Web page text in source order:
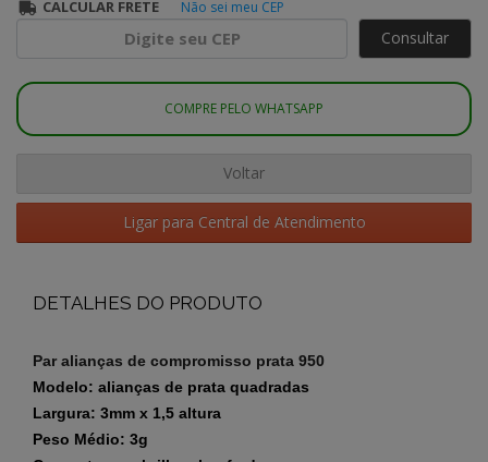
CALCULAR FRETE Não sei meu CEP
Consultar
COMPRE PELO WHATSAPP
Voltar
Ligar para Central de Atendimento
DETALHES DO PRODUTO
Par alianças de compromisso prata 950
Modelo: alianças de prata quadradas
Largura: 3mm x 1,5 altura
Peso Médio: 3g